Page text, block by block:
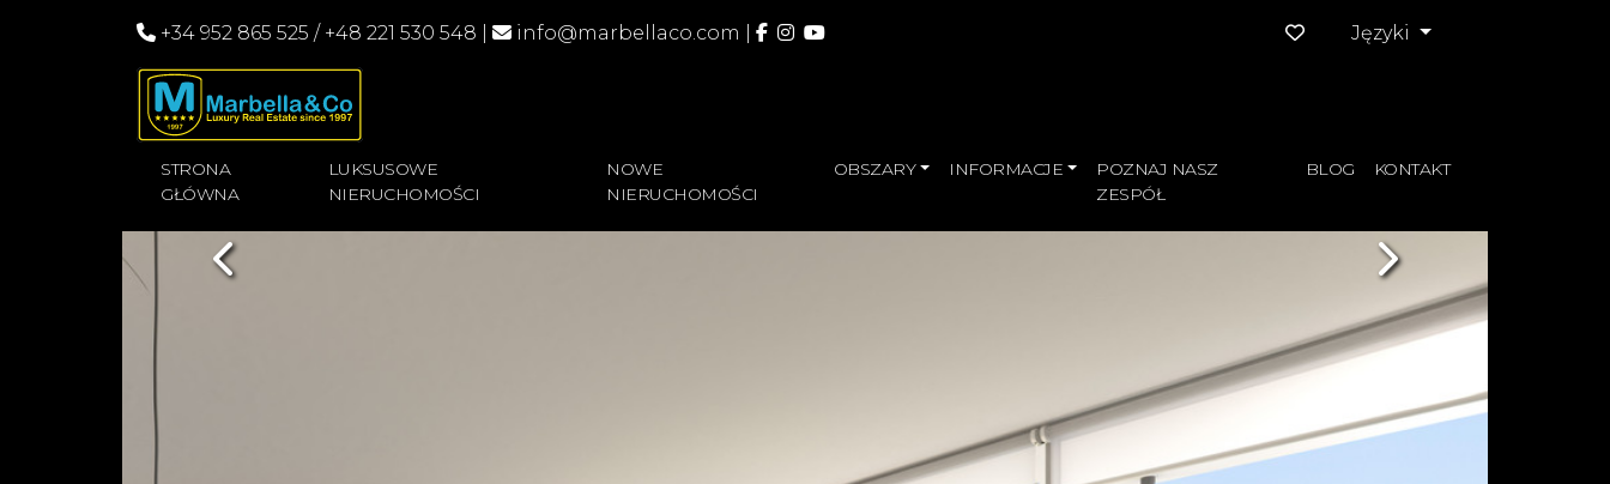
+34 952 865 525 / +48 221 530 548 info@marbellaco.com Języki
STRONA
GŁÓWNA
LUKSUSOWE
NIERUCHOMOŚCI
NOWE
NIERUCHOMOŚCI
OBSZARY INFORMACJE
POZNAJ NASZ
ZESPÓŁ
BLOG KONTAKT
Previous Next